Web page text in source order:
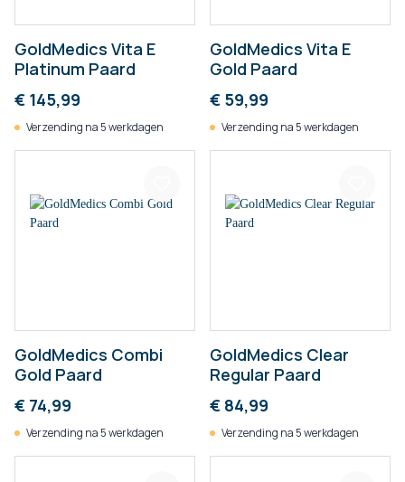
GoldMedics Vita E
Platinum Paard
€ 145,99
Verzending na 5 werkdagen
GoldMedics Vita E
Gold Paard
€ 59,99
Verzending na 5 werkdagen
GoldMedics Combi
Gold Paard
€ 74,99
Verzending na 5 werkdagen
GoldMedics Clear
Regular Paard
€ 84,99
Verzending na 5 werkdagen